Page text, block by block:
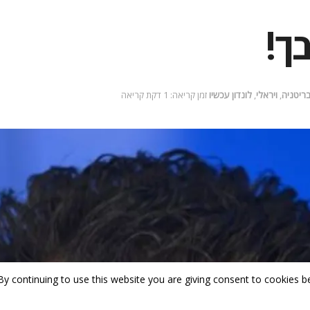
, ויראלי, לונדון עכשיו זמן קריאה: 1 דקת קריאה
continuing to use this website you are giving consent to cookies